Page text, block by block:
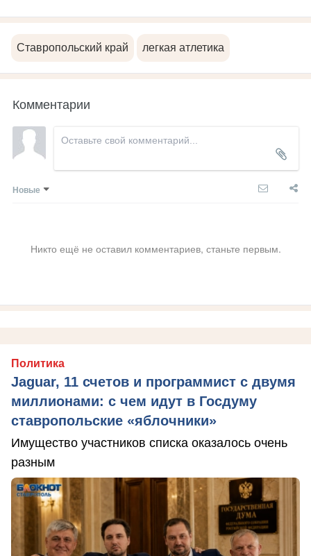
Ставропольский край легкая атлетика
Комментарии
Новые
Никто ещё не оставил комментариев, станьте первым.
Политика
Jaguar, 11 счетов и программист с двумя
миллионами: с чем идут в Госдуму
ставропольские «яблочники»
Имущество участников списка оказалось очень
разным